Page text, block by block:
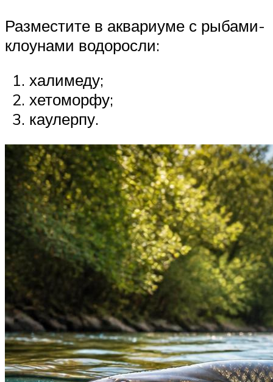
Разместите в аквариуме с рыбами-
клоунами водоросли:
халимеду;
хетоморфу;
каулерпу.